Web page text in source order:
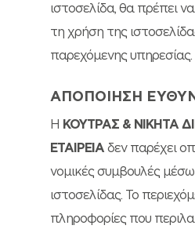
ιστοσελίδα, θα πρέπει
τη χρήση της
παρεχόμενης υπηρεσίας.
ΑΠΟΠΟΙΗΣΗ
Η ΚΟΥΤΡΑΣ & ΝΙΚΗΤΑ
ΕΤΑΙΡΕΙΑ δεν παρέχει
νομικές συμβουλές
ιστοσελίδας. Το
πληροφορίες που